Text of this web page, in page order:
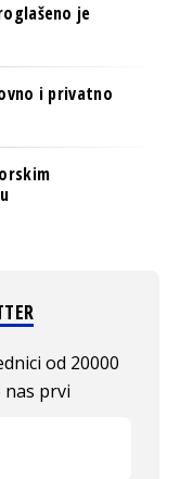
je
i privatno
od 20000
prvi